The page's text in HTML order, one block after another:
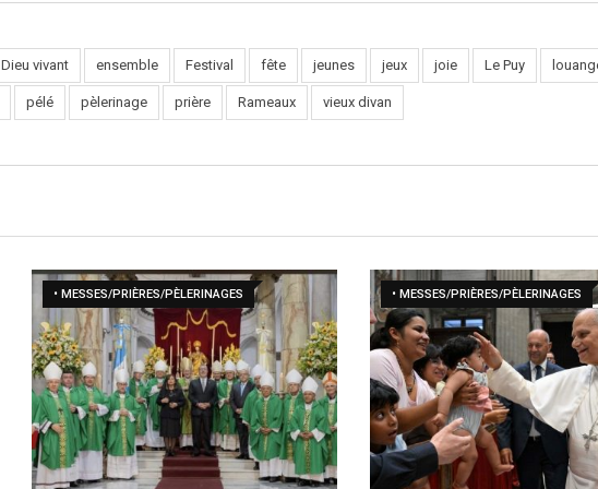
Dieu vivant ensemble Festival fête jeunes jeux joie Le Puy
pélé pèlerinage prière Rameaux vieux divan
• MESSES/PRIÈRES/PÈLERINAGES • MESSES/PRIÈRES/PÈLERINAGES